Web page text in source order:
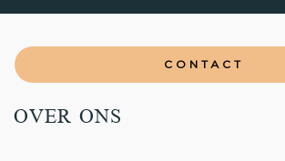
CONTACT
OVER ONS